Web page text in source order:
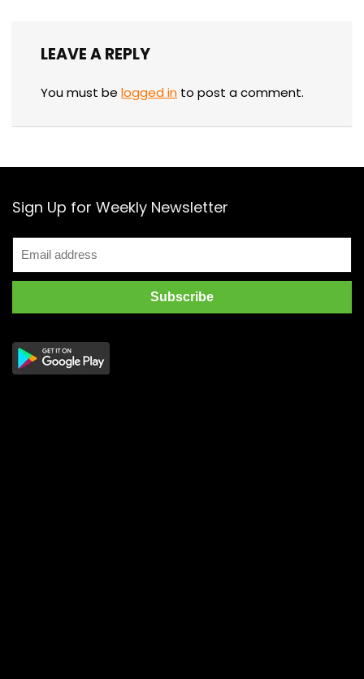
LEAVE A REPLY
You must be logged in to post a comment.
Sign Up for Weekly Newsletter